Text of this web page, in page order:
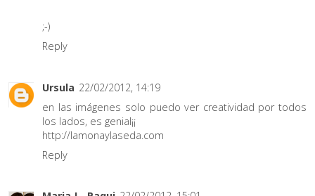
;-)
Reply
Ursula 22/02/2012, 14:19
en las imágenes solo puedo ver creatividad por todos
los lados, es genial¡¡
http://lamonaylaseda.com
Reply